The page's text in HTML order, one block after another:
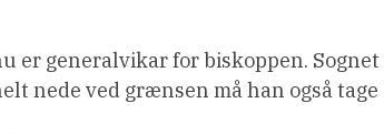
er generalvikar for biskoppen. Sognet
nede ved grænsen må han også tage